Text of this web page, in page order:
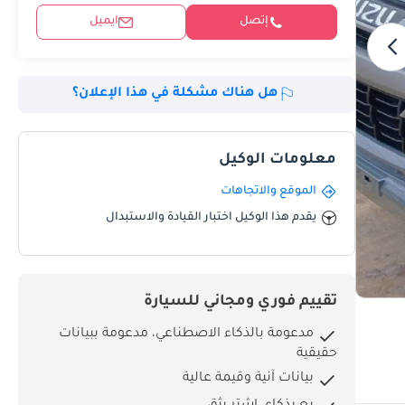
إتصل ايميل
هل هناك مشكلة في هذا الإعلان؟
معلومات الوكيل
الموقع والاتجاهات
يقدم هذا الوكيل اختبار القيادة والاستبدال
تقييم فوري ومجاني للسيارة
مدعومة بالذكاء الاصطناعي، مدعومة ببيانات
حقيقية
بيانات آنية وقيمة عالية